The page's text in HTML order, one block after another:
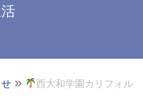
»
西大和学園カリフォル